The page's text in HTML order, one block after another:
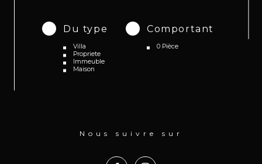
Du type
Villa
Propriete
Immeuble
Maison
Comportant
0 Pièce
Nous suivre sur